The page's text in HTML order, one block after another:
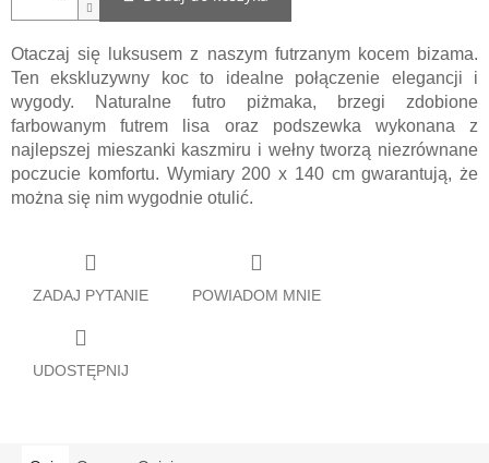
Otaczaj się luksusem z naszym futrzanym kocem bizama.
Ten ekskluzywny koc to idealne połączenie elegancji i
wygody. Naturalne futro piżmaka, brzegi zdobione
farbowanym futrem lisa oraz podszewka wykonana z
najlepszej mieszanki kaszmiru i wełny tworzą niezrównane
poczucie komfortu. Wymiary 200 x 140 cm gwarantują, że
można się nim wygodnie otulić.
ZADAJ PYTANIE POWIADOM MNIE
UDOSTĘPNIJ